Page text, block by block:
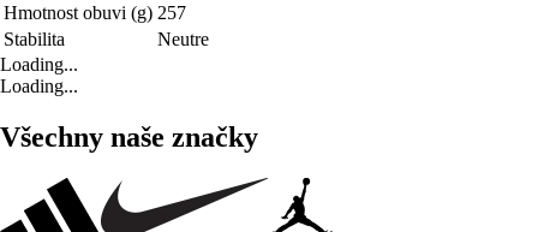
Hmotnost obuvi (g) 257
Stabilita
Neutre
Loading...
Loading...
Všechny naše značky